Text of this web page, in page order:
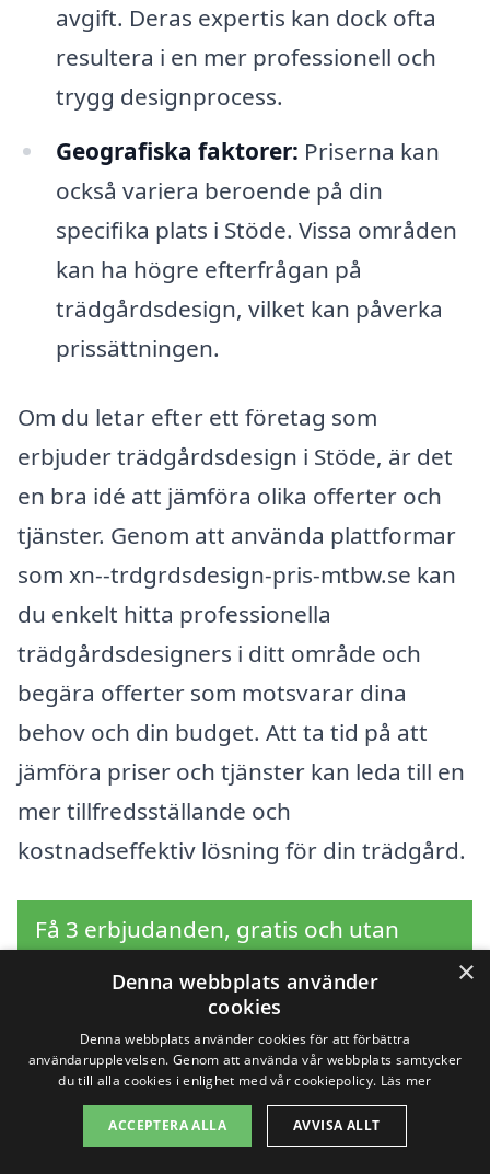
avgift. Deras expertis kan dock ofta
resultera i en mer professionell och
trygg designprocess.
Geografiska faktorer: Priserna kan
också variera beroende på din
specifika plats i Stöde. Vissa områden
kan ha högre efterfrågan på
trädgårdsdesign, vilket kan påverka
prissättningen.
Om du letar efter ett företag som
erbjuder trädgårdsdesign i Stöde, är det
en bra idé att jämföra olika offerter och
tjänster. Genom att använda plattformar
som xn--trdgrdsdesign-pris-mtbw.se kan
du enkelt hitta professionella
trädgårdsdesigners i ditt område och
begära offerter som motsvarar dina
behov och din budget. Att ta tid på att
jämföra priser och tjänster kan leda till en
mer tillfredsställande och
kostnadseffektiv lösning för din trädgård.
Få 3 erbjudanden, gratis och utan
förpliktelser
Sök efter en
professionell för
×
Denna webbplats använder
cookies
Denna webbplats använder cookies för att förbättra
användarupplevelsen. Genom att använda vår webbplats samtycker
du till alla cookies i enlighet med vår cookiepolicy. Läs mer
ACCEPTERA ALLA AVVISA ALLT